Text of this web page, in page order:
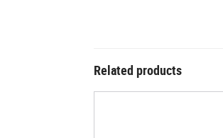
Related products